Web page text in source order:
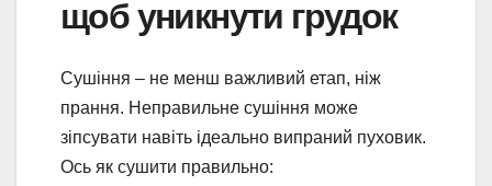
щоб уникнути грудок
Сушіння – не менш важливий етап, ніж
прання. Неправильне сушіння може
зіпсувати навіть ідеально випраний пуховик.
Ось як сушити правильно: